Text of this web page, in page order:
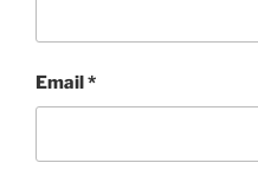
Email*